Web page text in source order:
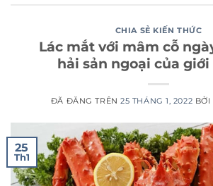
CHIA SẺ KIẾN THỨC
Lác mắt với mâm cỗ
hải sản ngoại của
ĐÃ ĐĂNG TRÊN25 THÁNG 1, 2022 BỞI
25
Th1